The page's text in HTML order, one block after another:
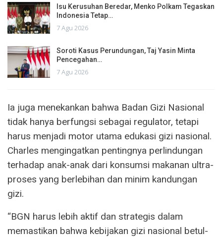
Isu Kerusuhan Beredar, Menko Polkam Tegaskan
Indonesia Tetap…
7 Agu 2026
Soroti Kasus Perundungan, Taj Yasin Minta
Pencegahan…
7 Agu 2026
Ia juga menekankan bahwa Badan Gizi Nasional
tidak hanya berfungsi sebagai regulator, tetapi
harus menjadi motor utama edukasi gizi nasional.
Charles mengingatkan pentingnya perlindungan
terhadap anak-anak dari konsumsi makanan ultra-
proses yang berlebihan dan minim kandungan
gizi.
“BGN harus lebih aktif dan strategis dalam
memastikan bahwa kebijakan gizi nasional betul-